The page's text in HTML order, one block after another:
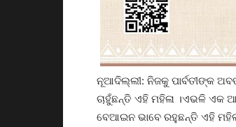
ନୂଆଦିଲ୍ଲୀ: ନିଜକୁ ପାର୍ବତୀଙ୍କ
ଚାହୁଁଛନ୍ତି ଏହି ମହିଳା ।ଏଭଳି ଏକ
ବେଆଇନ ଭାବେ ରହୁଛନ୍ତି ଏହି